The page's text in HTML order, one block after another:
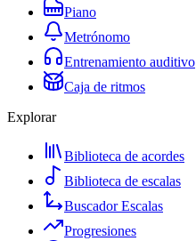
Piano
Metrónomo
Entrenamiento auditivo
Caja de ritmos
Explorar
Biblioteca de acordes
Biblioteca de escalas
Buscador Escalas
Progresiones